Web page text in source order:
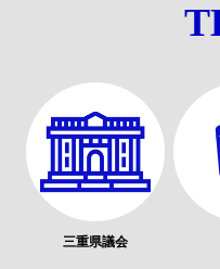
三重県議会